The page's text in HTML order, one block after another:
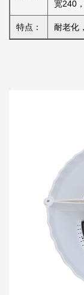
宽240
特点： 耐老化